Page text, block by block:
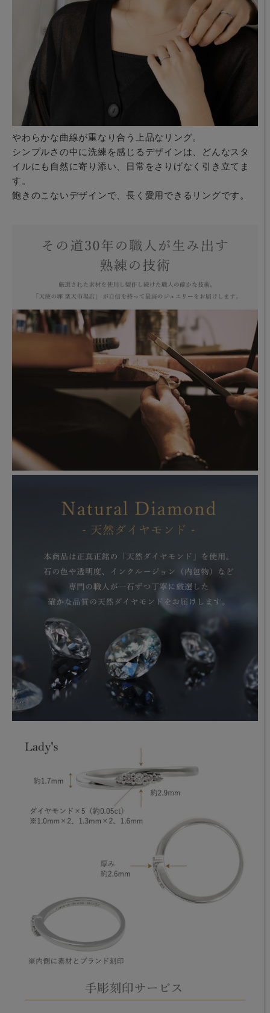
やわらかな曲線が重なり合う上品なリング。
シンプルさの中に洗練を感じるデザインは、どんなスタ
イルにも自然に寄り添い、日常をさりげなく引き立てま
す。
飽きのこないデザインで、長く愛用できるリングです。